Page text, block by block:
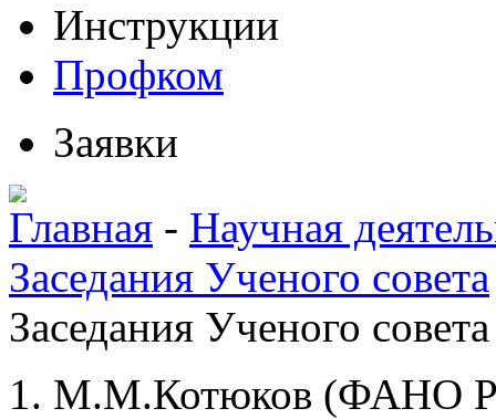
Инструкции
Профком
Заявки
Главная - Научная
Заседания Ученого совета
Заседания Ученого
М.М.Котюков (ФАНО